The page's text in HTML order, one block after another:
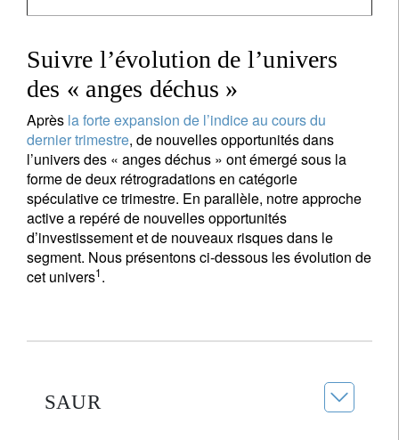
Suivre l’évolution de l’univers
des « anges déchus »
Après la forte expansion de l’indice au cours du
dernier trimestre, de nouvelles opportunités dans
l’univers des « anges déchus » ont émergé sous la
forme de deux rétrogradations en catégorie
spéculative ce trimestre. En parallèle, notre approche
active a repéré de nouvelles opportunités
d’investissement et de nouveaux risques dans le
segment. Nous présentons ci-dessous les évolution de
cet univers1.
SAUR